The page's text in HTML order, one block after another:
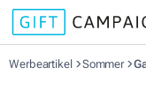
Werbeartikel Sommer